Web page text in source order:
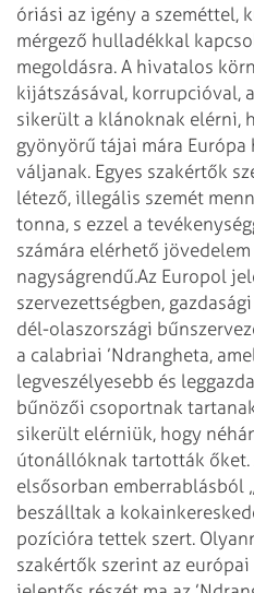
óriási az igény a szeméttel,
mérgező hulladékkal
megoldásra. A hivatalos
kijátszásával, korrupcióval,
sikerült a klánoknak elérni,
gyönyörű tájai mára
váljanak. Egyes szakértők
létező, illegális szemét
tonna, s ezzel a
számára elérhető
nagyságrendű.Az Europol
szervezettségben,
dél-olaszországi
a calabriai ’Ndrangheta,
legveszélyesebb és
bűnözői csoportnak
sikerült elérniük, hogy
útonállóknak tartották őket.
elsősorban emberrablásból
beszálltak a
pozícióra tettek szert.
szakértők szerint az